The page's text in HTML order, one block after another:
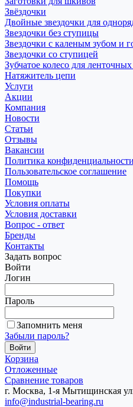
Звёздочки
Двойные звездочки для
Звездочки без ступицы
Звездочки с каленым зубом и
Звездочки со ступицей
Зубчатое колесо для
Натяжитель цепи
Услуги
Акции
Компания
Новости
Статьи
Отзывы
Вакансии
Политика конфиденциальности
Пользовательское соглашение
Помощь
Покупки
Условия оплаты
Условия доставки
Вопрос - ответ
Бренды
Контакты
Задать вопрос
Войти
Логин
Пароль
Запомнить меня
Забыли пароль?
Корзина
Отложенные
Сравнение товаров
г. Москва, 1-я Мытищинская
info@industrial-bearing.ru